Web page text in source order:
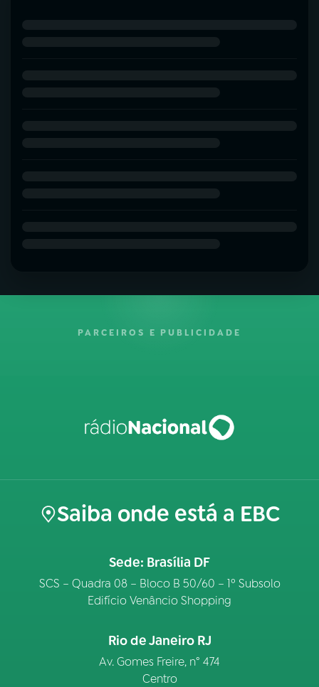
PARCEIROS E PUBLICIDADE
Saiba onde está a EBC
Sede: Brasília DF
SCS – Quadra 08 – Bloco B 50/60 – 1º Subsolo
Edifício Venâncio Shopping
Rio de Janeiro RJ
Av. Gomes Freire, n° 474
Centro